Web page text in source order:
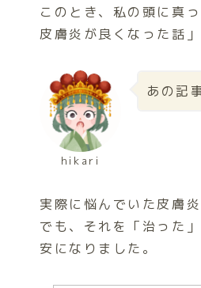
このとき、私の頭に真
皮膚炎が良くなった話
hikari
あの記
実際に悩んでいた皮膚
でも、それを「治った
安になりました。